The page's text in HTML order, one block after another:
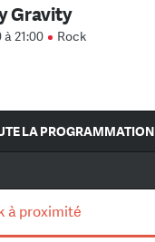
Gravity
à 21:00 Rock
LA PROGRAMMATION
à proximité